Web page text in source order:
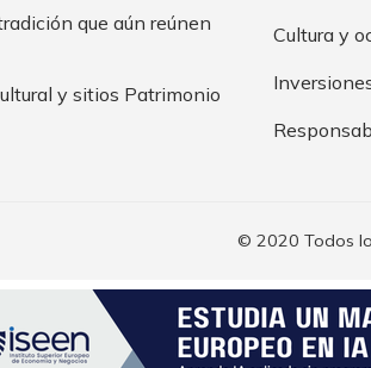
que aún reúnen
y sitios Patrimonio
Cultura y
© 2020 Todos